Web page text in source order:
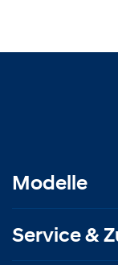
Modelle
Service &